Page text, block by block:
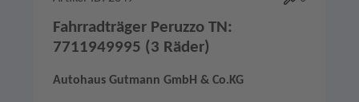
Fahrradträger Peruzzo TN:
7711949995 (3 Räder)
Autohaus Gutmann GmbH & Co.KG